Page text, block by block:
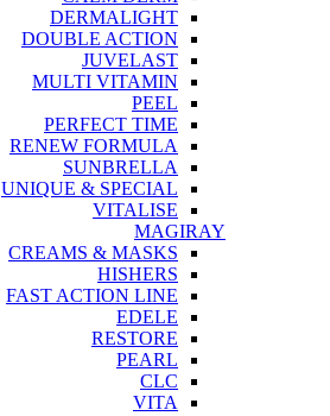
DERMALIGHT
DOUBLE ACTION
JUVELAST
MULTI VITAMIN
PEEL
PERFECT TIME
RENEW FORMULA
SUNBRELLA
UNIQUE & SPECIAL
VITALISE
MAGIRAY
CREAMS & MASKS
HISHERS
FAST ACTION LINE
EDELE
RESTORE
PEARL
CLC
VITA